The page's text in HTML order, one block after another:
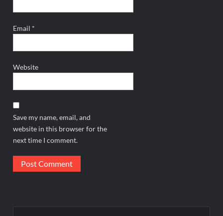
Email *
Website
Save my name, email, and
website in this browser for the
next time I comment.